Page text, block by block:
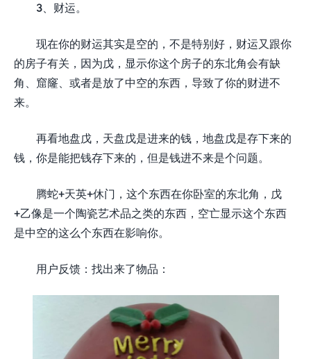
3、财运。
现在你的财运其实是空的，不是特别好，财运又跟你
的房子有关，因为戊，显示你这个房子的东北角会有缺
角、窟窿、或者是放了中空的东西，导致了你的财进不
来。
再看地盘戊，天盘戊是进来的钱，地盘戊是存下来的
钱，你是能把钱存下来的，但是钱进不来是个问题。
腾蛇+天英+休门，这个东西在你卧室的东北角，戊
+乙像是一个陶瓷艺术品之类的东西，空亡显示这个东西
是中空的这么个东西在影响你。
用户反馈：找出来了物品：